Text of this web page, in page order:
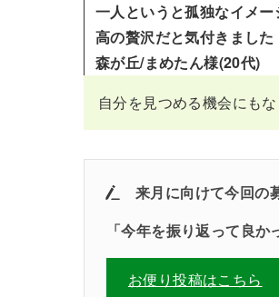
一人というと孤独なイメ
高の贅沢だと気付きまし
森が丘/まめたん様(20代)
自分を見つめる機会にも
来月に向けて今回の
「今年を振り返って良か
お便り投稿はこちら